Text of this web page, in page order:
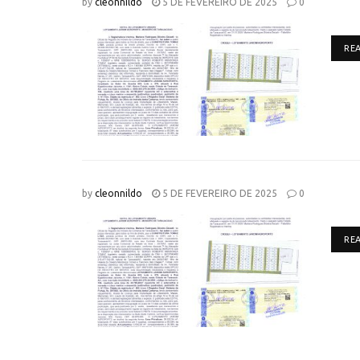
by cleonnildo 5 DE FEVEREIRO DE 2025 0